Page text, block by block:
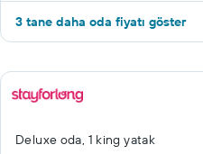
3 tane daha oda fiyatı göster
Deluxe oda, 1 king yatak